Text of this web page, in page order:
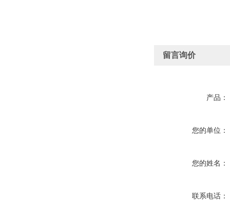
留言询价
产品：
您的单位：
您的姓名：
联系电话：